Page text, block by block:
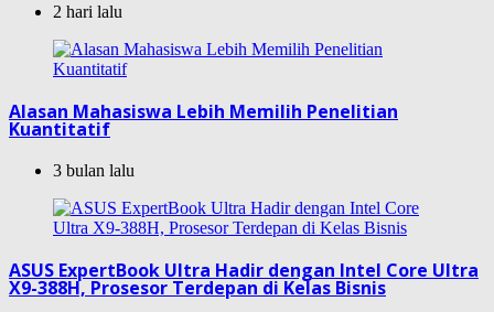
2 hari lalu
Alasan Mahasiswa Lebih Memilih Penelitian
Kuantitatif
3 bulan lalu
ASUS ExpertBook Ultra Hadir dengan Intel Core Ultra
X9-388H, Prosesor Terdepan di Kelas Bisnis